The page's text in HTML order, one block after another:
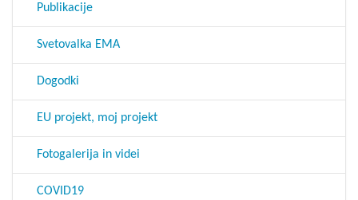
Publikacije
Svetovalka EMA
Dogodki
EU projekt, moj projekt
Fotogalerija in videi
COVID19